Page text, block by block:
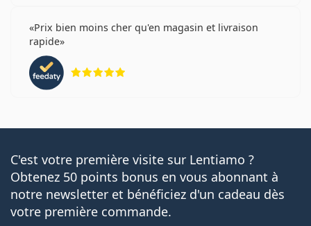
Prix bien moins cher qu'en magasin et livraison
rapide
C'est votre première visite sur Lentiamo ?
Obtenez 50 points bonus en vous abonnant à
notre newsletter et bénéficiez d'un cadeau dès
votre première commande.